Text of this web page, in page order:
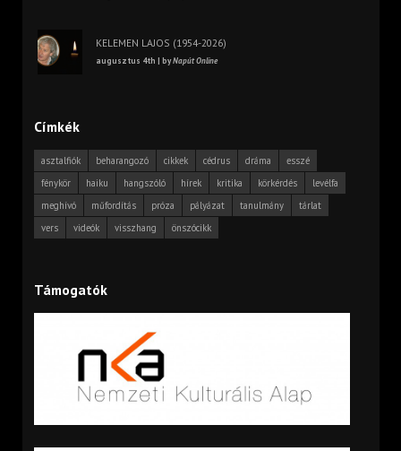
KELEMEN LAJOS (1954-2026)
augusztus 4th | byNapút Online
Címkék
asztalfiók beharangozó cikkek cédrus dráma
esszé
fénykör
haiku hangszóló hírek kritika körkérdés
levélfa
meghívó
műfordítás próza pályázat tanulmány
tárlat
vers
videók visszhang önszócikk
Támogatók